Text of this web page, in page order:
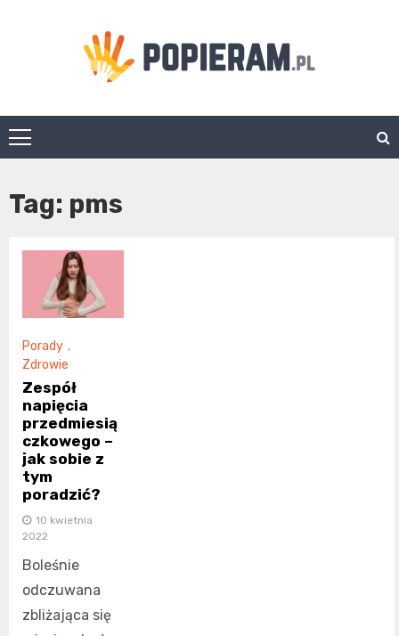
Popieram.pl
Tag: pms
Porady ,
Zdrowie
Zespół
napięcia
przedmiesią
czkowego –
jak sobie z
tym
poradzić?
10 kwietnia
2022
Boleśnie
odczuwana
zbliżająca się